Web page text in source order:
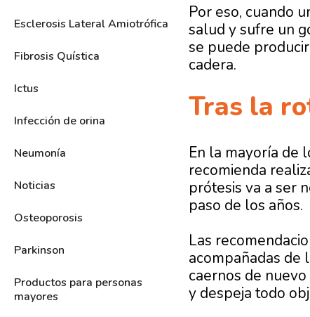
Esclerosis Lateral Amiotrófica
Fibrosis Quística
Ictus
Infección de orina
Neumonía
Noticias
Osteoporosis
Parkinson
Productos para personas
mayores
Por eso, cuando
salud y sufre un
se puede
cadera.
Tras la
En la mayoría de
recomienda
prótesis va a ser
paso de los años.
Las
acompañadas de
caernos de
y despeja todo